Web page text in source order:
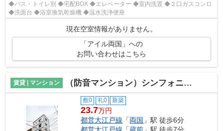
◆バス・トイレ別 ◆宅配BOX ◆エレベーター ◆室内洗置 ◆２口ガスコンロ
◆洗面台 ◆浴室換気乾燥機 ◆温水洗浄便座
現在空室情報がありません。
「アイル両国」への
お問い合わせはこちら
賃貸 | マンション （防音マンション）シンフォニア両国
敷0 礼0 新築
23.7万円
都営大江戸線 「両国 」駅 徒歩6分